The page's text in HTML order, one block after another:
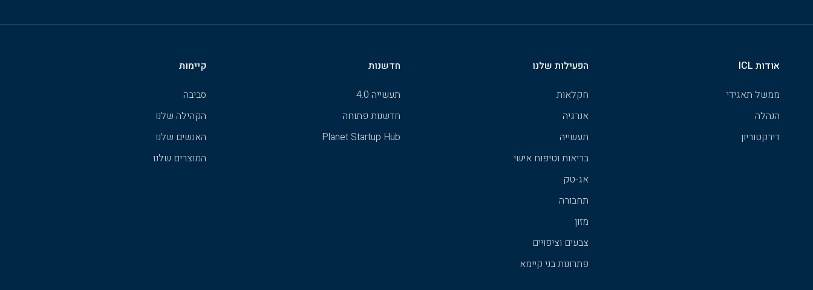
אודות ICL
ממשל תאגידי
הנהלה
דירקטוריון
הפעילות שלנו
חקלאות
אנרגיה
תעשייה
בריאות וטיפוח אישי
אג-טק
תחבורה
מזון
צבעים וציפויים
פתרונות בני קיימא
חדשנות
תעשייה 4.0
חדשנות פתוחה
Planet Startup Hub
קיימות
סביבה
הקהילה שלנו
האנשים שלנו
המוצרים שלנו